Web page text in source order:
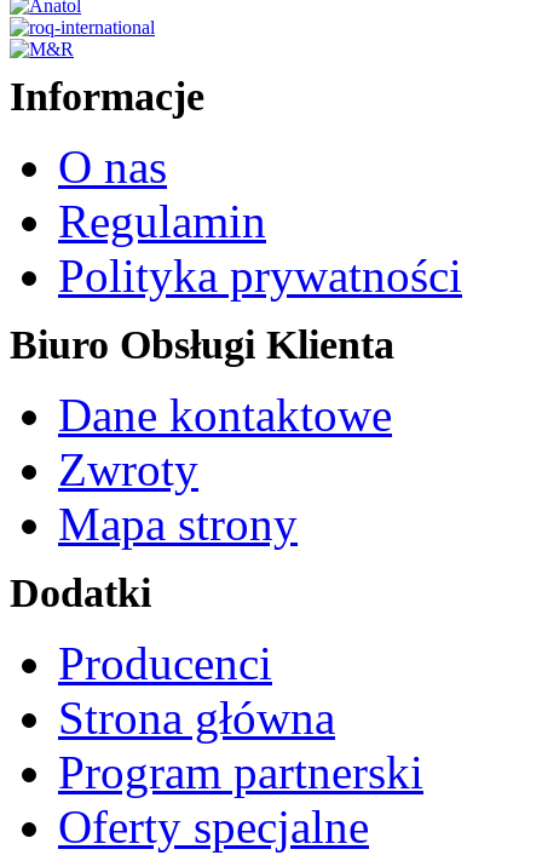
Informacje
O nas
Regulamin
Polityka prywatności
Biuro Obsługi Klienta
Dane kontaktowe
Zwroty
Mapa strony
Dodatki
Producenci
Strona główna
Program partnerski
Oferty specjalne